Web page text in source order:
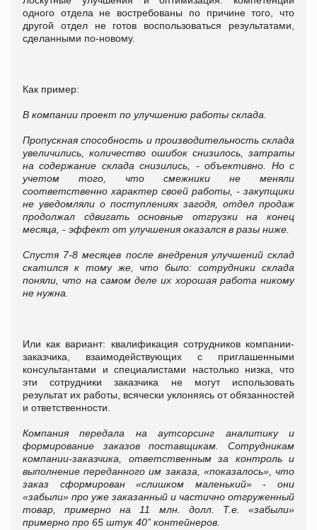
одного отдела не востребованы по причине того, что
другой отдел не готов воспользоваться результатами,
сделанными по-новому.
Как пример:
В компании проект по улучшению работы склада.
Пропускная способность и производительность склада
увеличились, количество ошибок снизилось, затраты
на содержание склада снизились, - объективно. Но с
учетом того, что смежники не меняли
соответственно характер своей работы, - закупщики
не уведомляли о поступлениях загодя, отдел продаж
продолжал сдвигать основные отгрузки на конец
месяца, - эффект от улучшения оказался в разы ниже.
Спустя 7-8 месяцев после внедрения улучшений склад
скатился к тому же, что было: сотрудники склада
поняли, что на самом деле их хорошая работа никому
не нужна.
Или как вариант: квалификация сотрудников компании-
заказчика, взаимодействующих с приглашенными
консультантами и специалистами настолько низка, что
эти сотрудники заказчика не могут использовать
результат их работы, всячески уклоняясь от обязанностей
и ответственности.
Компания передала на аутсорсинг аналитику и
формирование заказов поставщикам. Сотрудникам
компании-заказчика, ответственным за контроль и
выполнение переданного им заказа, «показалось», что
заказ сформирован «слишком маленький» - они
«забыли» про уже заказанный и частично отгруженный
товар, примерно на 11 млн. долл. Т.е. «забыли»
примерно про 65 штук 40” контейнеров.